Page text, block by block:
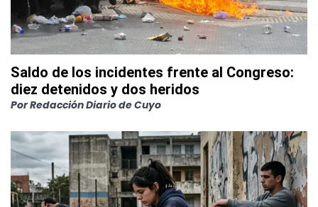
Saldo de los incidentes frente al Congreso:
diez detenidos y dos heridos
PorRedacción Diario de Cuyo